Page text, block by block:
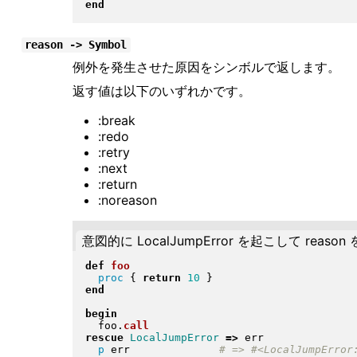
end
reason -> Symbol
例外を発生させた原因をシンボルで返します。
返す値は以下のいずれかです。
:break
:redo
:retry
:next
:return
:noreason
意図的に LocalJumpError を起こして reason
def
foo
proc
{ return 10
}
end
begin
  foo
. call
rescue
LocalJumpError => err
p err